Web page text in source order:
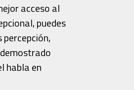
acceso al
puedes
habla en